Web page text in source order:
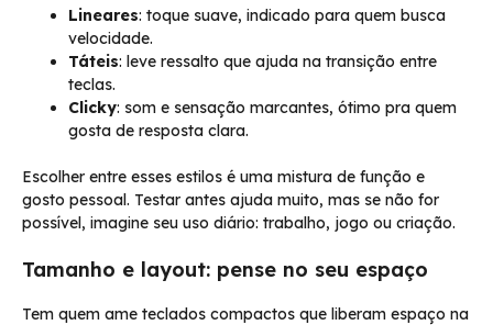
Lineares: toque suave, indicado para quem busca
velocidade.
Táteis: leve ressalto que ajuda na transição entre
teclas.
Clicky: som e sensação marcantes, ótimo pra quem
gosta de resposta clara.
Escolher entre esses estilos é uma mistura de função e
gosto pessoal. Testar antes ajuda muito, mas se não for
possível, imagine seu uso diário: trabalho, jogo ou criação.
Tamanho e layout: pense no seu espaço
Tem quem ame teclados compactos que liberam espaço na